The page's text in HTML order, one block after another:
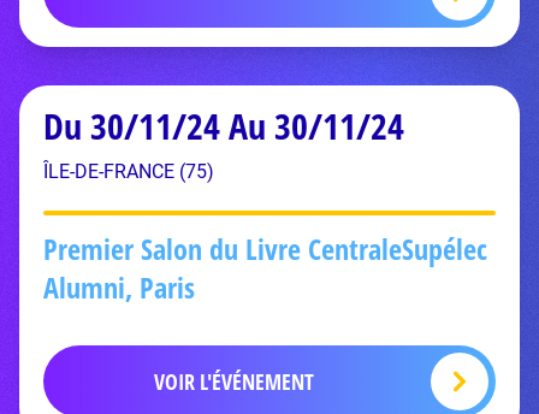
Du 30/11/24 Au 30/11/24
ÎLE-DE-FRANCE (75)
Premier Salon du Livre CentraleSupélec
Alumni, Paris
VOIR L'ÉVÉNEMENT